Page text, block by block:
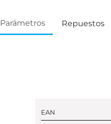
Parámetros Repuestos
EAN